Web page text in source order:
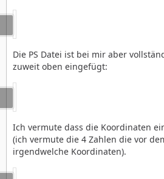
Die PS Datei ist bei mir aber
zuweit oben eingefügt:
Ich vermute dass die Koordinaten
(ich vermute die 4 Zahlen die vor
irgendwelche Koordinaten).